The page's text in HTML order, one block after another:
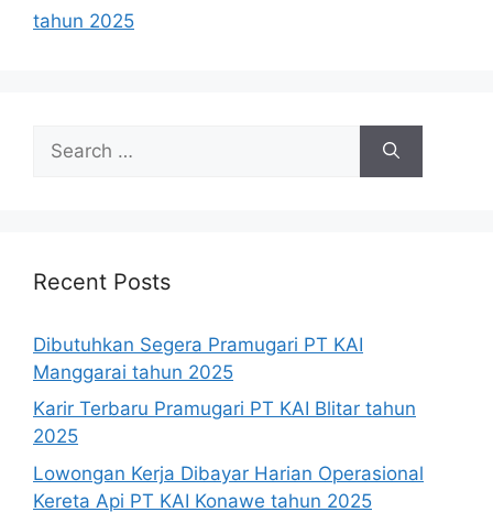
tahun 2025
for:
Recent Posts
Dibutuhkan Segera Pramugari PT KAI
Manggarai tahun 2025
Karir Terbaru Pramugari PT KAI Blitar tahun
2025
Lowongan Kerja Dibayar Harian Operasional
Kereta Api PT KAI Konawe tahun 2025